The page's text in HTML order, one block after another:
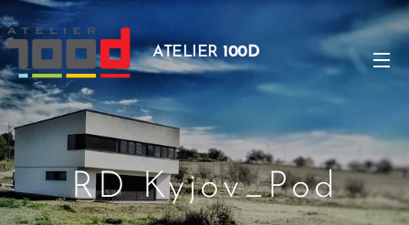
ATELIER 100D
RD Kyjov_Pod